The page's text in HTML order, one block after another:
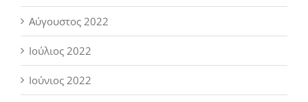
Αύγουστος 2022
Ιούλιος 2022
Ιούνιος 2022